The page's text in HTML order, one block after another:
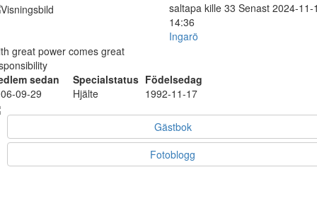
saltapa kille 33 Senast 2024-11-
14:36
Ingarö
great power comes great
sedan
Specialstatus Födelsedag
09-29
Hjälte 1992-11-17
Gästbok
Fotoblogg